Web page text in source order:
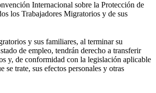
Internacional sobre la Protección de
los Trabajadores Migratorios y de sus
y sus familiares, al terminar su
de empleo, tendrán derecho a transferir
y, de conformidad con la legislación aplicable
se trate, sus efectos personales y otras